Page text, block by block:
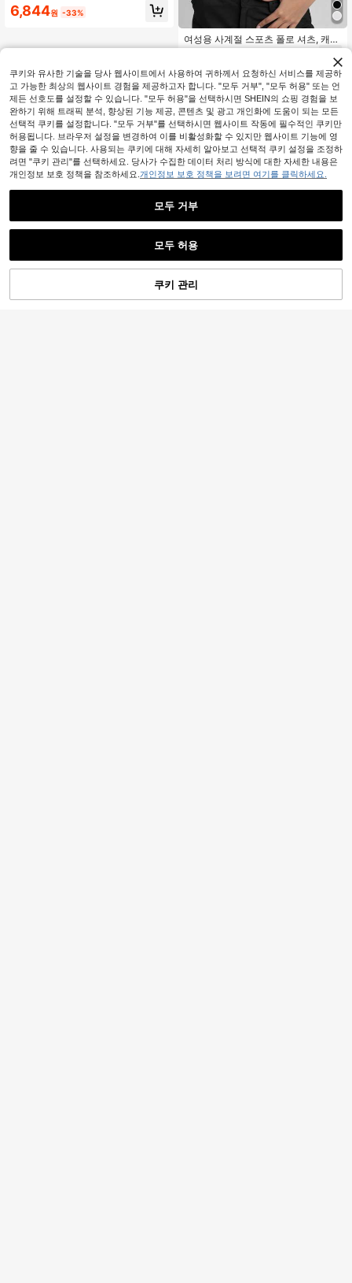
로 칼라 브이넥 긴팔 상의, 야외 레저,
달리기, 스포츠, 요가 및 운동에 적합
6,844원 -33%
여성용 사계절 스포츠 폴로 셔츠, 캐주
얼 핏 긴팔 탑, 턴다운 칼라, V넥, 버튼
없음, 야외 골프, 캐주얼웨어, 러닝, 스
포츠, 요가 및 운동에 적합
34% 할인!
쿠키와 유사한 기술을 당사 웹사이트에서 사용하여 귀하께서 요청하신 서비스를 제공하
고 가능한 최상의 웹사이트 경험을 제공하고자 합니다. "모두 거부", "모두 허용" 또는 언
제든 선호도를 설정할 수 있습니다. "모두 허용"을 선택하시면 SHEIN의 쇼핑 경험을 보
완하기 위해 트래픽 분석, 향상된 기능 제공, 콘텐츠 및 광고 개인화에 도움이 되는 모든
선택적 쿠키를 설정합니다. "모두 거부"를 선택하시면 웹사이트 작동에 필수적인 쿠키만
허용됩니다. 브라우저 설정을 변경하여 이를 비활성화할 수 있지만 웹사이트 기능에 영
향을 줄 수 있습니다. 사용되는 쿠키에 대해 자세히 알아보고 선택적 쿠키 설정을 조정하
려면 "쿠키 관리"를 선택하세요. 당사가 수집한 데이터 처리 방식에 대한 자세한 내용은
개인정보 보호 정책을 참조하세요. 개인정보 보호 정책을 보려면 여기를 클릭하세요.
모두 거부
모두 허용
쿠키 관리